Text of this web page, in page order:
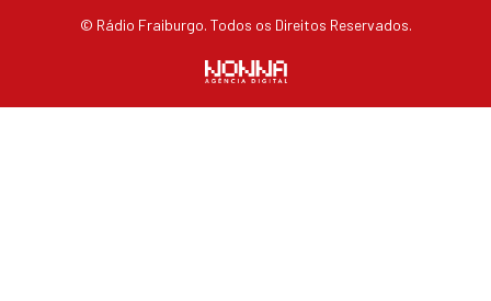
© Rádio Fraiburgo. Todos os Direitos Reservados.